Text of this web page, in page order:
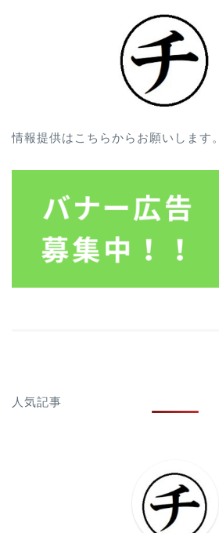
情報提供はこちらからお願いします。
人気記事